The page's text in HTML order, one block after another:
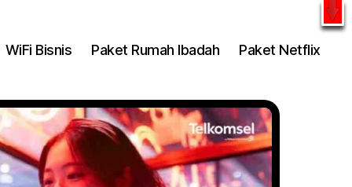
WiFi Bisnis Paket Rumah Ibadah Paket Netflix